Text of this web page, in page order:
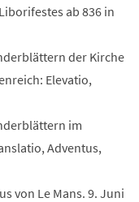
ab 836 in
der Kirche
Elevatio,
im
Adventus,
von Le Mans. 9. Juni